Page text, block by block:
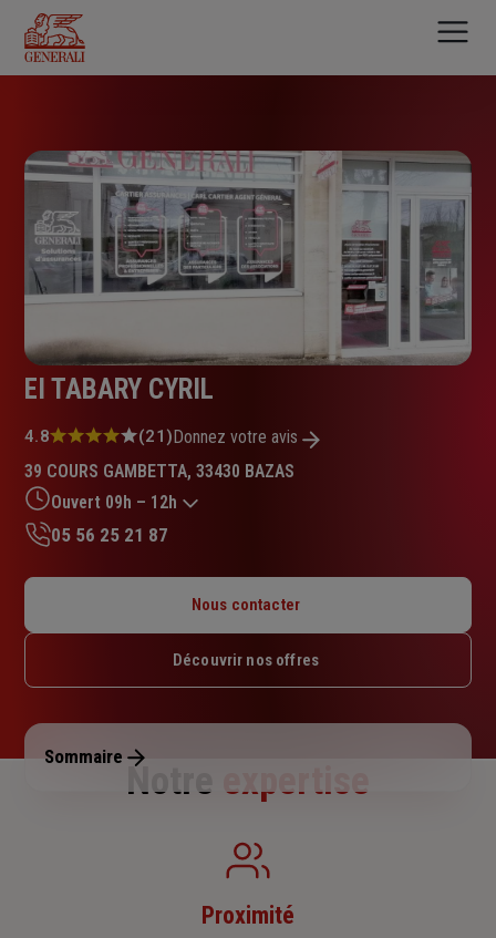
contenu
principal
EI TABARY CYRIL
Note
4.8
sur
5
étoiles
4.8 (21)Donnez votre avis
39 COURS GAMBETTA, 33430 BAZAS
Ouvert 09h – 12h
Mardi : 09h – 12h / 13h30 – 17h30
Jeudi : 09h – 12h
Dimanche : Fermé
05 56 25 21 87
Nous contacter
Découvrir nos offres
Sommaire
Notre expertise
Proximité